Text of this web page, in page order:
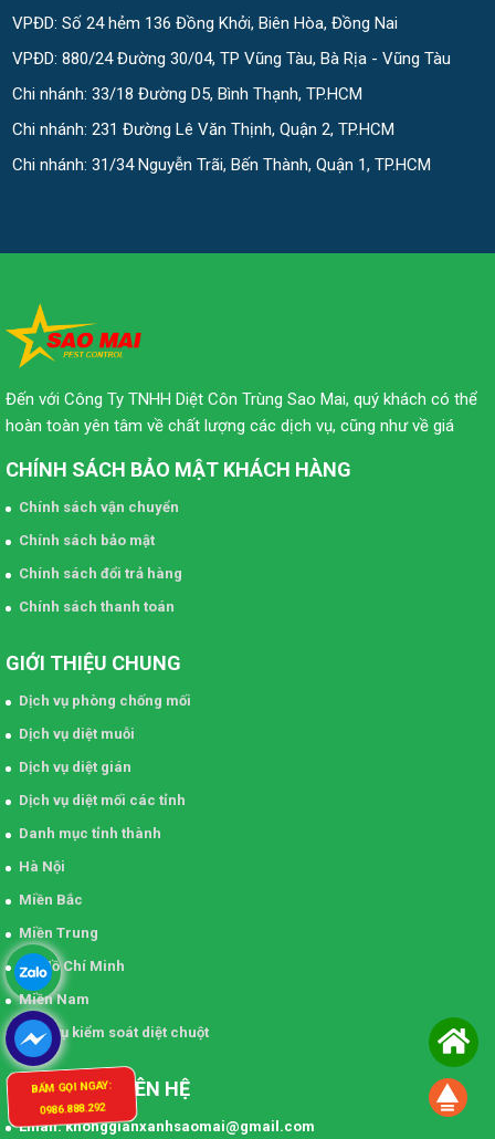
VPĐD: Số 24 hẻm 136 Đồng Khởi, Biên Hòa, Đồng Nai
VPĐD: 880/24 Đường 30/04, TP Vũng Tàu, Bà Rịa - Vũng Tàu
Chi nhánh: 33/18 Đường D5, Bình Thạnh, TP.HCM
Chi nhánh: 231 Đường Lê Văn Thịnh, Quận 2, TP.HCM
Chi nhánh: 31/34 Nguyễn Trãi, Bến Thành, Quận 1, TP.HCM
Đến với Công Ty TNHH Diệt Côn Trùng Sao Mai, quý khách có thể
hoàn toàn yên tâm về chất lượng các dịch vụ, cũng như về giá
CHÍNH SÁCH BẢO MẬT KHÁCH HÀNG
Chính sách vận chuyển
Chính sách bảo mật
Chính sách đổi trả hàng
Chính sách thanh toán
GIỚI THIỆU CHUNG
Dịch vụ phòng chống mối
Dịch vụ diệt muỗi
Dịch vụ diệt gián
Dịch vụ diệt mối các tỉnh
Danh mục tỉnh thành
Hà Nội
Miền Bắc
Miền Trung
TP Hồ Chí Minh
Miền Nam
Dịch vụ kiểm soát diệt chuột
THÔNG TIN LIÊN HỆ
Email: khonggianxanhsaomai@gmail.com
BẤM GỌI NGAY:
0986.888.292